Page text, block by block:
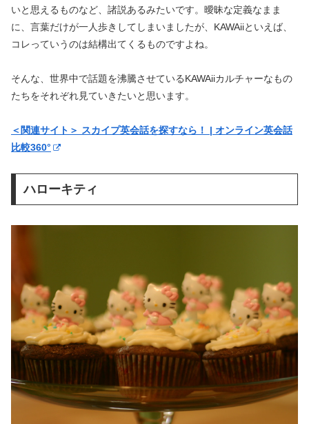
いと思えるものなど、諸説あるみたいです。曖昧な定義なまま
に、言葉だけが一人歩きしてしまいましたが、KAWAiiといえば、
コレっていうのは結構出てくるものですよね。
そんな、世界中で話題を沸騰させているKAWAiiカルチャーなもの
たちをそれぞれ見ていきたいと思います。
＜関連サイト＞ スカイプ英会話を探すなら！ | オンライン英会話
比較360°
ハローキティ